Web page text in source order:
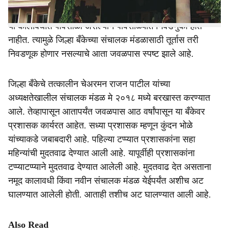
होईल, तोपर्यंत मुदतवाढ देण्यात आल्याचे म्हटले आहे. जून ते सप्टेंबर
या कालावधीत पावसाळा असल्याने पावसाळ्यात निवडणुका होत
नाहीत. त्यामुळे जिल्हा बँकेच्या संचालक मंडळासाठी तूर्तास तरी
निवडणूक होणार नसल्याचे आता जवळपास स्पष्ट झाले आहे.
जिल्हा बँकेचे तत्कालीन चेअरमन राजन पाटील यांच्या
अध्यक्षतेखालील संचालक मंडळ मे २०१८ मध्ये बरखास्त करण्यात
आले. तेव्हापासून आतापर्यंत जवळपास आठ वर्षांपासून या बँकेवर
प्रशासक कार्यरत आहेत. सध्या प्रशासक म्हणून कुंदन भोळे
यांच्याकडे जबाबदारी आहे. पहिल्या टप्प्यात प्रशासकांना सहा
महिन्यांची मुदतवाढ देण्यात आली आहे. यापूर्वीही प्रशासकांना
टप्प्याटप्प्याने मुदतवाढ देण्यात आलेली आहे. मुदतवाढ देत असताना
नमूद कालावधी किंवा नवीन संचालक मंडळ येईपर्यंत अशीच अट
घालण्यात आलेली होती. आताही तशीच अट घालण्यात आली आहे.
Also Read